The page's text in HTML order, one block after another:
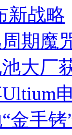
新战略
期魔
大厂
金手铐